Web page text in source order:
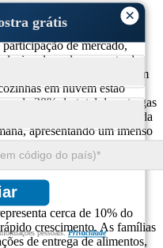
×
grátis
pessoais.Privacidade
de mercado,
e pelo aumento do
móveis representam
em nuvem estão
de 20% do total de entregas
jovem encomenda comida
apresentando um imenso
de entrega e menus
cerca de 10% do
crescimento. As famílias
de entrega de alimentos,